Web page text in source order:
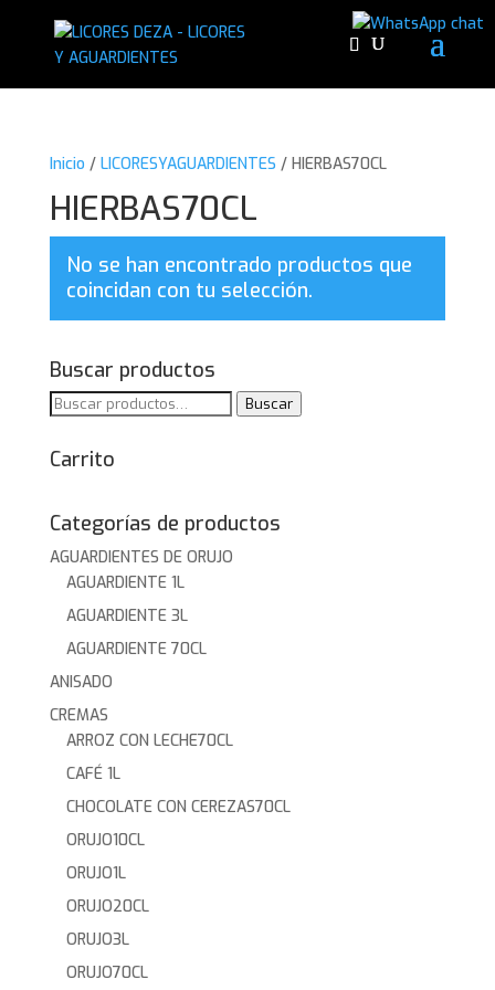
Inicio / LICORESYAGUARDIENTES / HIERBAS70CL
HIERBAS70CL
No se han encontrado productos que
coincidan con tu selección.
Buscar productos
Buscar
Buscar
Carrito
Categorías de productos
AGUARDIENTES DE ORUJO
AGUARDIENTE 1L
AGUARDIENTE 3L
AGUARDIENTE 70CL
ANISADO
CREMAS
ARROZ CON LECHE70CL
CAFÉ 1L
CHOCOLATE CON CEREZAS70CL
ORUJO10CL
ORUJO1L
ORUJO20CL
ORUJO3L
ORUJO70CL